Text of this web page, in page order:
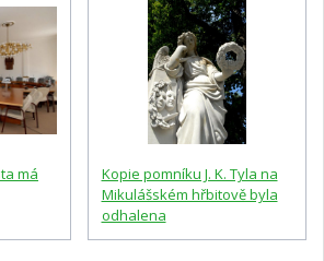
má
Kopie pomníku J. K. Tyla na
Mikulášském hřbitově byla
odhalena